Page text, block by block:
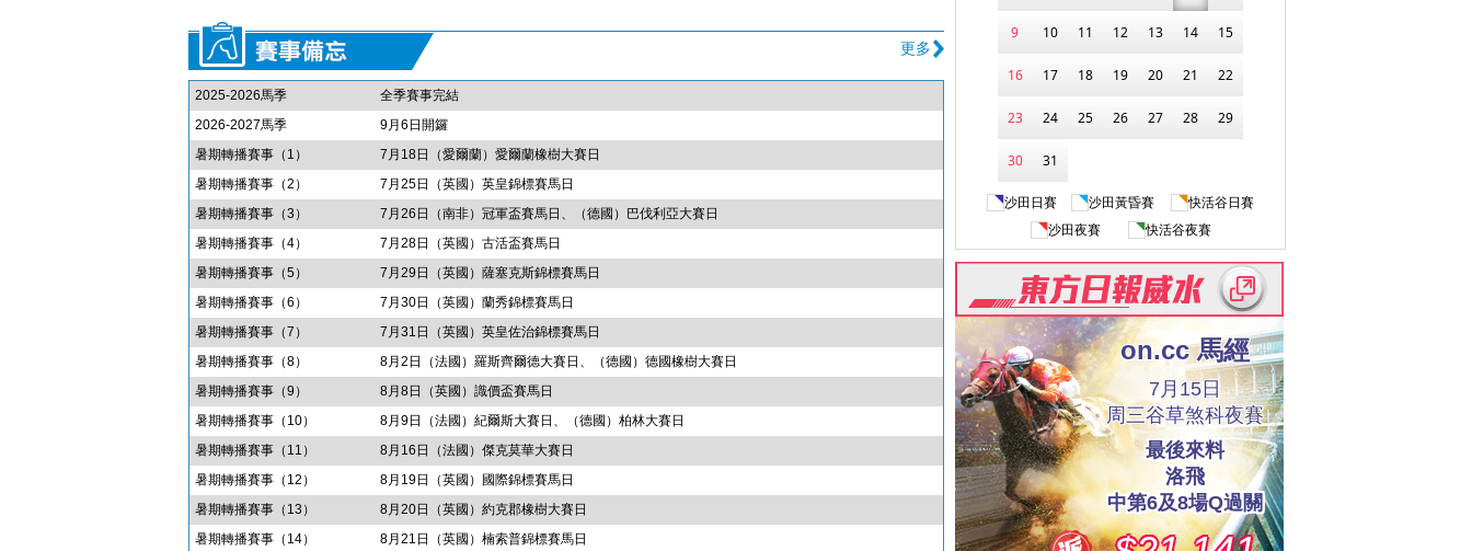
更多
2025-2026馬季
全季賽事完結
2026-2027馬季
9月6日開鑼
暑期轉播賽事（1）
7月18日（愛爾蘭）愛爾蘭橡樹大賽日
暑期轉播賽事（2）
7月25日（英國）英皇錦標賽馬日
暑期轉播賽事（3）
7月26日（南非）冠軍盃賽馬日、（德國）巴伐利亞大賽日
暑期轉播賽事（4）
7月28日（英國）古活盃賽馬日
暑期轉播賽事（5）
7月29日（英國）薩塞克斯錦標賽馬日
暑期轉播賽事（6）
7月30日（英國）蘭秀錦標賽馬日
暑期轉播賽事（7）
7月31日（英國）英皇佐治錦標賽馬日
暑期轉播賽事（8）
8月2日（法國）羅斯齊爾德大賽日、（德國）德國橡樹大賽日
暑期轉播賽事（9）
8月8日（英國）識價盃賽馬日
暑期轉播賽事（10）
8月9日（法國）紀爾斯大賽日、（德國）柏林大賽日
暑期轉播賽事（11）
8月16日（法國）傑克莫華大賽日
暑期轉播賽事（12）
8月19日（英國）國際錦標賽馬日
暑期轉播賽事（13）
8月20日（英國）約克郡橡樹大賽日
暑期轉播賽事（14）
8月21日（英國）楠索普錦標賽馬日
9 10 11 12 13 14 15
16 17 18 19 20 21 22
23 24 25 26 27 28 29
30 31
沙田日賽 沙田黃昏賽
快活谷日賽
沙田夜賽
快活谷夜賽